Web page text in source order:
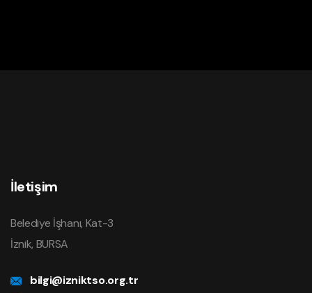
İletişim
Belediye İşhanı, Kat-3
İznik, BURSA
bilgi@izniktso.org.tr